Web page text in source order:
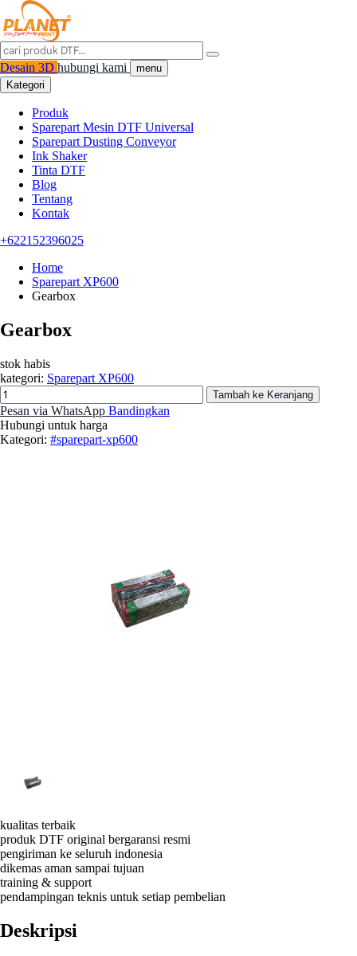
Desain 3D hubungi kami
menu
Kategori
Produk
Sparepart Mesin DTF Universal
Sparepart Dusting Conveyor
Ink Shaker
Tinta DTF
Blog
Tentang
Kontak
+622152396025
Home
Sparepart XP600
Gearbox
Gearbox
stok habis
kategori: Sparepart XP600
Tambah ke Keranjang
Pesan via WhatsApp Bandingkan
Hubungi untuk harga
Kategori: #sparepart-xp600
kualitas terbaik
produk DTF original bergaransi resmi
pengiriman ke seluruh indonesia
dikemas aman sampai tujuan
training & support
pendampingan teknis untuk setiap pembelian
Deskripsi